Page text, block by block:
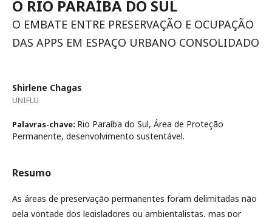
O RIO PARAÍBA DO SUL
O EMBATE ENTRE PRESERVAÇÃO E OCUPAÇÃO
DAS APPS EM ESPAÇO URBANO CONSOLIDADO
Shirlene Chagas
UNIFLU
Palavras-chave: Rio Paraíba do Sul, Área de Proteção
Permanente, desenvolvimento sustentável.
Resumo
As áreas de preservação permanentes foram delimitadas não
pela vontade dos legisladores ou ambientalistas, mas por